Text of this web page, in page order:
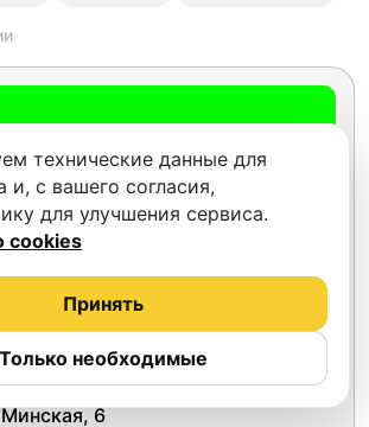
6
технические данные для
и, с вашего согласия,
для улучшения сервиса.
cookies
Только необходимые
Принять